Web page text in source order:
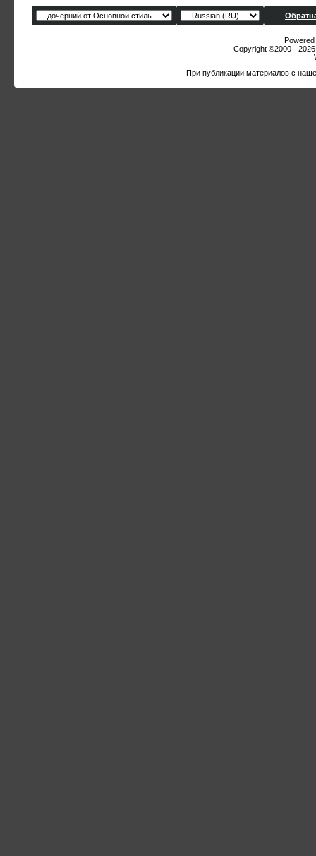
Copyright ©2000 -
При публикации материалов с